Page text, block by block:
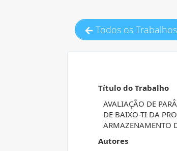
Todos os Trabalhos
Título do Trabalho
AVALIAÇÃO DE
DE BAIXO-TI DA
ARMAZENAMENTO
Autores